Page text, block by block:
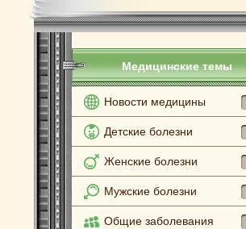
Медицинские темы
Новости медицины
Детские болезни
Женские болезни
Мужские болезни
Общие заболевания